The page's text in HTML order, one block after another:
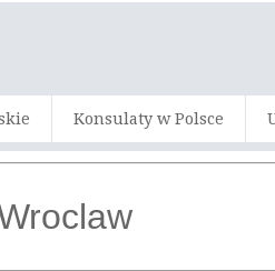
Konsulaty w Polsce